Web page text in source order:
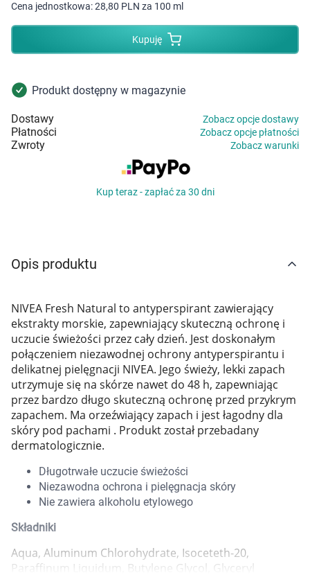
Korzystamy z plików cookies w celu
dostosowania zawartości serwisu do Twoich
Kosmetyki
Zdrowy styl życia
Zabawki
Cena jednostkowa:28,80 PLN za 100 ml
Kupuję
Produkt dostępny w magazynie
Dostawy Zobacz opcje dostawy
Płatności Zobacz opcje płatności
Zwroty Zobacz warunki
Kup teraz - zapłać za 30 dni
Opis produktu
NIVEA Fresh Natural to antyperspirant zawierający
ekstrakty morskie, zapewniający skuteczną ochronę i
uczucie świeżości przez cały dzień. Jest doskonałym
połączeniem niezawodnej ochrony antyperspirantu i
delikatnej pielęgnacji NIVEA. Jego świeży, lekki zapach
utrzymuje się na skórze nawet do 48 h, zapewniając
przez bardzo długo skuteczną ochronę przed przykrym
zapachem. Ma orzeźwiający zapach i jest łagodny dla
skóry pod pachami . Produkt został przebadany
dermatologicznie.
Długotrwałe uczucie świeżości
Niezawodna ochrona i pielęgnacja skóry
Nie zawiera alkoholu etylowego
Składniki
Aqua, Aluminum Chlorohydrate, Isoceteth-20,
Paraffinum Liquidum, Butylene Glycol, Glyceryl